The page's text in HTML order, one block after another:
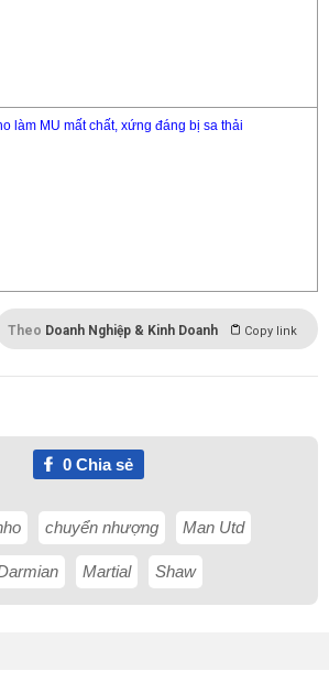
làm MU mất chất, xứng đáng bị sa thải
Theo Doanh Nghiệp & Kinh Doanh Copy link
0Chia sẻ
chuyển nhượng Man Utd
Martial Shaw